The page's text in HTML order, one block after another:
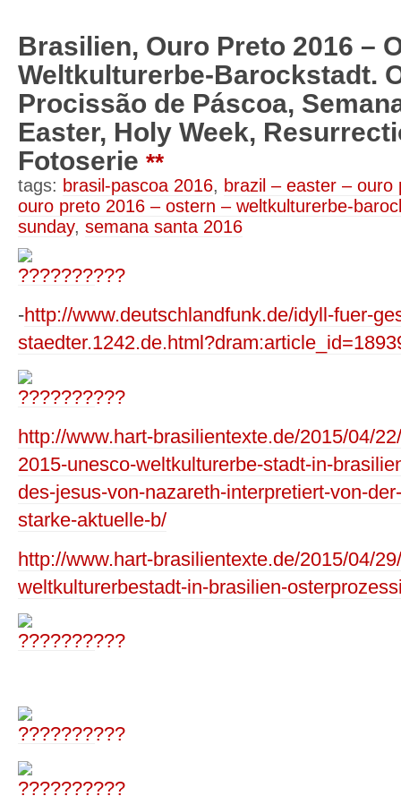
Brasilien, Ouro Preto 2016 –
Weltkulturerbe-Barockstadt.
Procissão de Páscoa,
Easter, Holy Week,
Fotoserie **
tags: brasil-pascoa 2016, brazil – easter – ouro
ouro preto 2016 – ostern – weltkulturerbe-
sunday, semana santa 2016
-http://www.deutschlandfunk.de/idyll-fuer-
http://www.hart-brasilientexte.de/2015/04/
2015-unesco-weltkulturerbe-stadt-in-
des-jesus-von-nazareth-interpretiert-von-
starke-aktuelle-b/
http://www.hart-brasilientexte.de/2015/04/
weltkulturerbestadt-in-brasilien-